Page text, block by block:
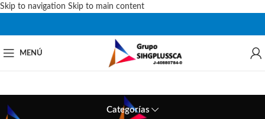
Skip to navigation Skip to main content
MENÚ
Categorías